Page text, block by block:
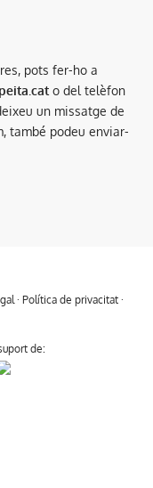
pots fer-ho a
o del telèfon
un missatge de
també podeu enviar-
· Política de privacitat·
de: